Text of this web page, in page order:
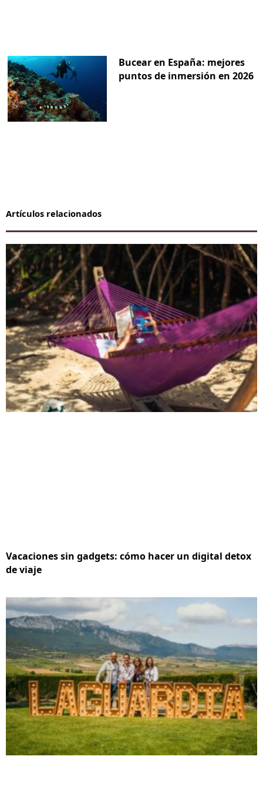
Bucear en España: mejores
puntos de inmersión en 2026
Artículos relacionados
Vacaciones sin gadgets: cómo hacer un digital detox
de viaje